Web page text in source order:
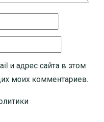
и адрес сайта в этом
моих комментариев.